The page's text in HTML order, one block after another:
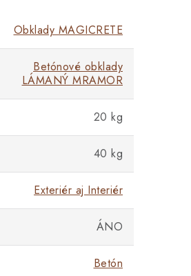
Obklady MAGICRETE
Betónové obklady
LÁMANÝ MRAMOR
20 kg
40 kg
Exteriér aj Interiér
ÁNO
Betón